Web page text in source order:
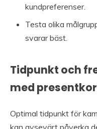
kundpreferenser.
Testa olika
svarar bäst.
Tidpunkt och
med
Optimal tidpunkt för
kan avsevärt påverka